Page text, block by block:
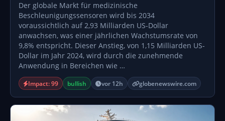
Der globale Markt für medizinische
Beschleunigungssensoren wird bis 2034
voraussichtlich auf 2,93 Milliarden US-Dollar
anwachsen, was einer jährlichen Wachstumsrate von
9,8% entspricht. Dieser Anstieg, von 1,15 Milliarden US-
Dollar im Jahr 2024, wird durch die zunehmende
Anwendung in Bereichen wie …
Impact: 99 bullish vor 12h globenewswire.com